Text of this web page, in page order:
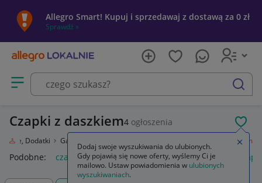
Allegro Smart! Kupuj i sprzedawaj z dostawą za 0 zł
Sprawdź »
Otwórz menu z kategoriami
szukaj
Czapki z daszkiem4 ogłoszenia
Dodatki Galanteria i dodatki Czapki z daszkiem
Podobne: czapka z daszkiem czapka z daszkiem nike
Dodaj swoje wyszukiwania do ulubionych.
Gdy pojawią się nowe oferty, wyślemy Ci je
mailowo. Ustaw powiadomienia w ulubionych
wyszukiwaniach.